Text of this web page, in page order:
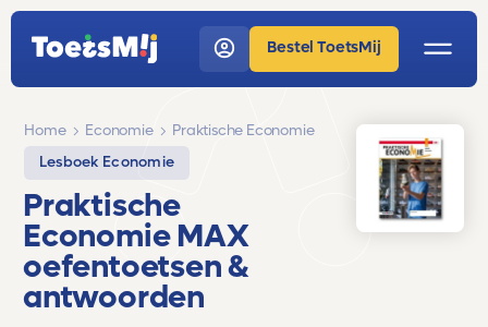
Bestel ToetsMij
Home Economie
Praktische Economie
Lesboek Economie
Praktische
Economie MAX
oefentoetsen &
antwoorden